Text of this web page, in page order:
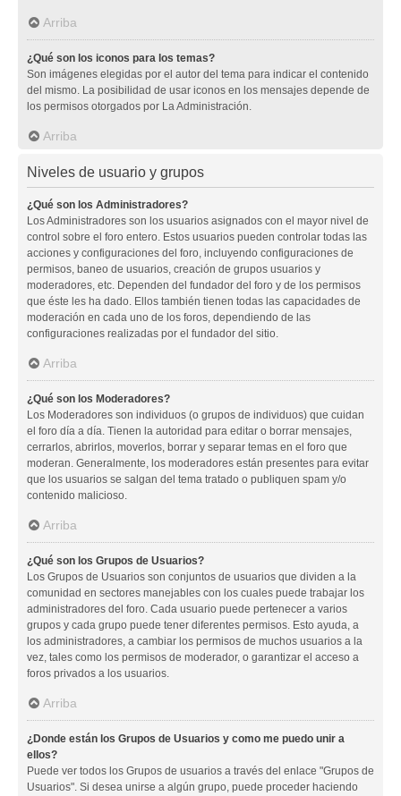
Arriba
¿Qué son los iconos para los temas?
Son imágenes elegidas por el autor del tema para indicar el contenido
del mismo. La posibilidad de usar iconos en los mensajes depende de
los permisos otorgados por La Administración.
Arriba
Niveles de usuario y grupos
¿Qué son los Administradores?
Los Administradores son los usuarios asignados con el mayor nivel de
control sobre el foro entero. Estos usuarios pueden controlar todas las
acciones y configuraciones del foro, incluyendo configuraciones de
permisos, baneo de usuarios, creación de grupos usuarios y
moderadores, etc. Dependen del fundador del foro y de los permisos
que éste les ha dado. Ellos también tienen todas las capacidades de
moderación en cada uno de los foros, dependiendo de las
configuraciones realizadas por el fundador del sitio.
Arriba
¿Qué son los Moderadores?
Los Moderadores son individuos (o grupos de individuos) que cuidan
el foro día a día. Tienen la autoridad para editar o borrar mensajes,
cerrarlos, abrirlos, moverlos, borrar y separar temas en el foro que
moderan. Generalmente, los moderadores están presentes para evitar
que los usuarios se salgan del tema tratado o publiquen spam y/o
contenido malicioso.
Arriba
¿Qué son los Grupos de Usuarios?
Los Grupos de Usuarios son conjuntos de usuarios que dividen a la
comunidad en sectores manejables con los cuales puede trabajar los
administradores del foro. Cada usuario puede pertenecer a varios
grupos y cada grupo puede tener diferentes permisos. Esto ayuda, a
los administradores, a cambiar los permisos de muchos usuarios a la
vez, tales como los permisos de moderador, o garantizar el acceso a
foros privados a los usuarios.
Arriba
¿Donde están los Grupos de Usuarios y como me puedo unir a
ellos?
Puede ver todos los Grupos de usuarios a través del enlace "Grupos de
Usuarios". Si desea unirse a algún grupo, puede proceder haciendo